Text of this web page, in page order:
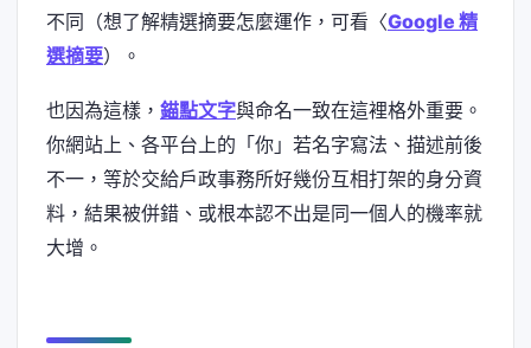
不同（想了解精選摘要怎麼運作，可看〈Google 精
選摘要）。
也因為這樣， 錨點文字與命名一致在這裡格外重要。
你網站上、各平台上的「你」若名字寫法、描述前後
不一，等於交給戶政事務所好幾份互相打架的身分資
料，結果被併錯、或根本認不出是同一個人的機率就
大增。